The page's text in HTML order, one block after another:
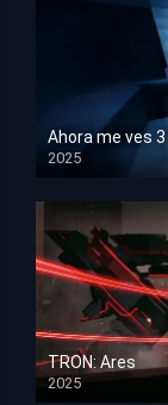
Ahora me ves
2025
HD 1080p
TRON: Ares
2025
HD 1080p